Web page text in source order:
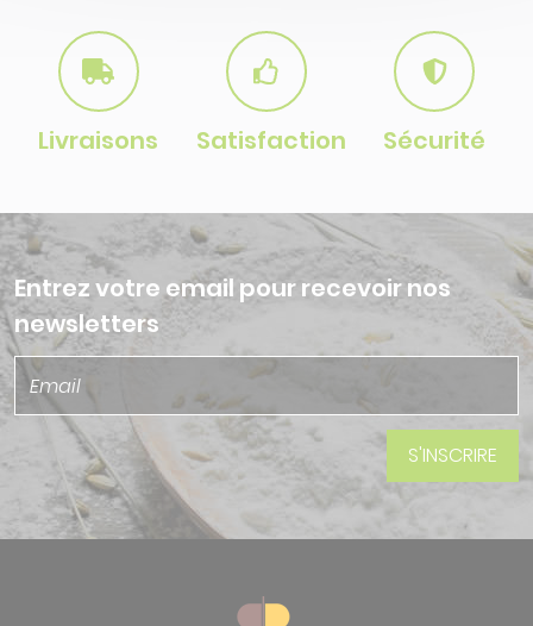
Livraisons Satisfaction Sécurité
Entrez votre email pour recevoir nos
newsletters